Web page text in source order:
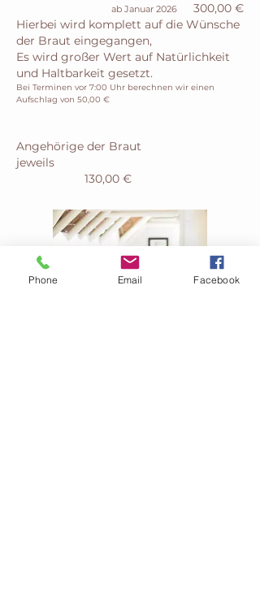
ab Januar 2026
300,00 €
Hierbei wird komplett auf die Wünsche
der Braut eingegangen,
Es wird großer Wert auf Natürlichkeit
und Haltbarkeit gesetzt.
Bei Terminen vor 7:00 Uhr berechnen wir einen
Aufschlag von 50,00 €
Angehörige der Braut
jeweils
130,00 €
Phone Email Facebook